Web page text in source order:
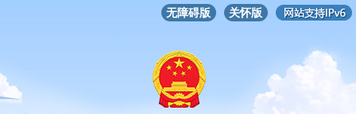
无障碍版 关怀版